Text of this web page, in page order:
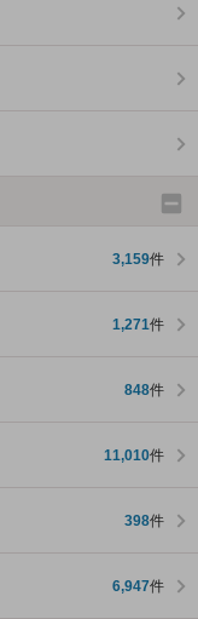
3,159件
1,271件
848件
11,010件
398件
6,947件